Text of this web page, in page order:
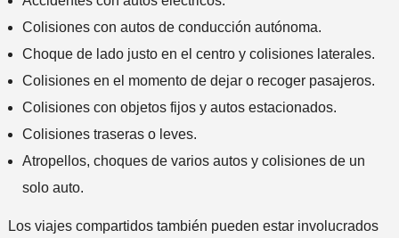
Colisiones con autos de conducción autónoma.
Choque de lado justo en el centro y colisiones laterales.
Colisiones en el momento de dejar o recoger pasajeros.
Colisiones con objetos fijos y autos estacionados.
Colisiones traseras o leves.
Atropellos, choques de varios autos y colisiones de un
solo auto.
Los viajes compartidos también pueden estar involucrados